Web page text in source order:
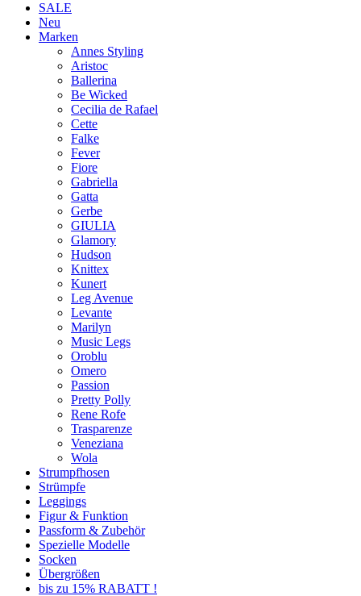
SALE
Neu
Marken
Annes Styling
Aristoc
Ballerina
Be Wicked
Cecilia de Rafael
Cette
Falke
Fever
Fiore
Gabriella
Gatta
Gerbe
GIULIA
Glamory
Hudson
Knittex
Kunert
Leg Avenue
Levante
Marilyn
Music Legs
Oroblu
Omero
Passion
Pretty Polly
Rene Rofe
Trasparenze
Veneziana
Wola
Strumpfhosen
Strümpfe
Leggings
Figur & Funktion
Passform & Zubehör
Spezielle Modelle
Socken
Übergrößen
bis zu 15% RABATT !